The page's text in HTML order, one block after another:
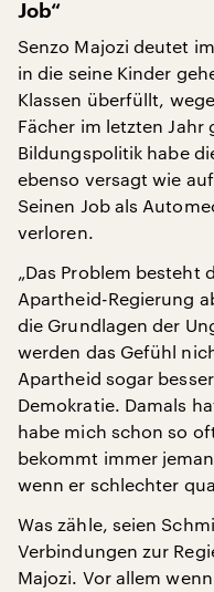
Job“
Senzo Majozi deutet
in die seine Kinder
Klassen überfüllt,
Fächer im letzten
Bildungspolitik habe
ebenso versagt wie
Seinen Job als
verloren.
„Das Problem besteht
Apartheid-Regierung
die Grundlagen der
werden das Gefühl
Apartheid sogar
Demokratie. Damals
habe mich schon so
bekommt immer
wenn er schlechter
Was zähle, seien
Verbindungen zur
Majozi. Vor allem